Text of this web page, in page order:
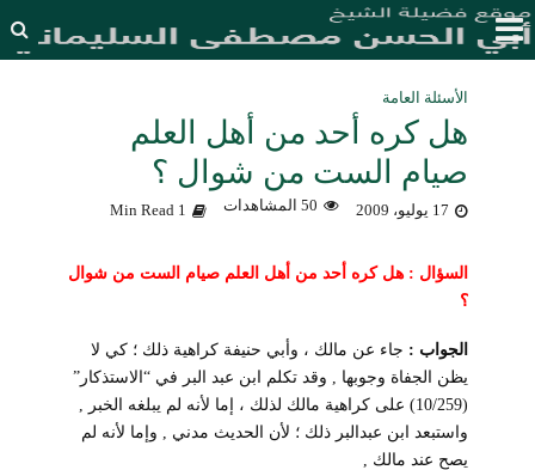
الأسئلة العامة
هل كره أحد من أهل العلم
صيام الست من شوال ؟
17 يوليو، 2009 50 المشاهدات 1 Min Read
السؤال : هل كره أحد من أهل العلم صيام الست من شوال
؟
الجواب : جاء عن مالك ، وأبي حنيفة كراهية ذلك ؛ كي لا
يظن الجفاة وجوبها , وقد تكلم ابن عبد البر في “الاستذكار”
(10/259) على كراهية مالك لذلك ، إما لأنه لم يبلغه الخبر ,
واستبعد ابن عبدالبر ذلك ؛ لأن الحديث مدني , وإما لأنه لم
يصح عند مالك ,